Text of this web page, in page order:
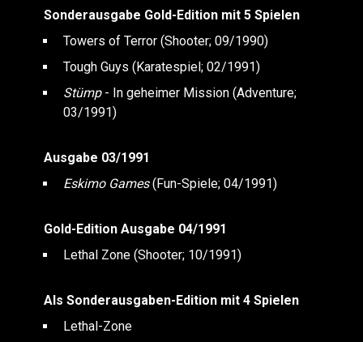
Sonderausgabe Gold-Edition mit 5 Spielen
Towers of Terror (Shooter; 09/1990)
Tough Guys (Karatespiel; 02/1991)
Stümp- In geheimer Mission (Adventure;
03/1991)
Ausgabe 03/1991
Eskimo Games(Fun-Spiele; 04/1991)
Gold-Edition Ausgabe 04/1991
Lethal Zone (Shooter; 10/1991)
Als Sonderausgaben-Edition mit 4 Spielen
Lethal-Zone